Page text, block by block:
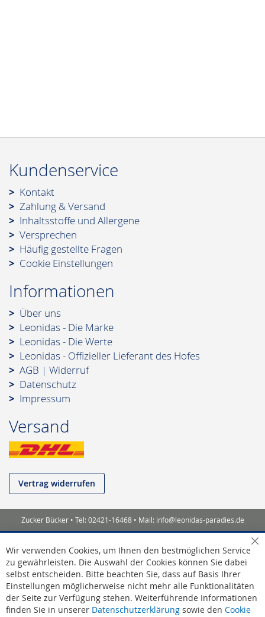
Kundenservice
Kontakt
Zahlung & Versand
Inhaltsstoffe und Allergene
Versprechen
Häufig gestellte Fragen
Cookie Einstellungen
Informationen
Über uns
Leonidas - Die Marke
Leonidas - Die Werte
Leonidas - Offizieller Lieferant des Hofes
AGB | Widerruf
Datenschutz
Impressum
Versand
Vertrag widerrufen
Zucker Bücker • Tel: 02421-16468 • Mail: info@leonidas-paradies.de
Wir verwenden Cookies, um Ihnen den bestmöglichen Service
zu gewährleisten. Die Auswahl der Cookies können Sie dabei
selbst entscheiden. Bitte beachten Sie, dass auf Basis Ihrer
Einstellungen möglicherweise nicht mehr alle Funktionalitäten
der Seite zur Verfügung stehen. Weiterführende Informationen
finden Sie in unserer Datenschutzerklärung sowie den Cookie